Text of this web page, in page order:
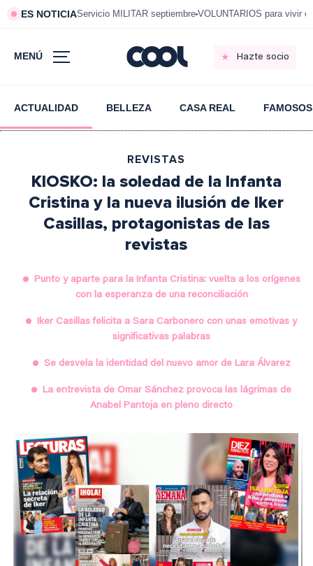
ES NOTICIAServicio MILITAR septiembre VOLUNTARIOS para vivir
MENÚ Hazte socio
ACTUALIDAD BELLEZA CASA REAL FAMOSOS
REVISTAS
KIOSKO: la soledad de la Infanta
Cristina y la nueva ilusión de Iker
Casillas, protagonistas de las
revistas
Punto y aparte para la Infanta Cristina: vuelta a los orígenes
con la esperanza de una reconciliación
Iker Casillas felicita a Sara Carbonero con unas emotivas y
significativas palabras
Se desvela la identidad del nuevo amor de Lara Álvarez
La entrevista de Omar Sánchez provoca las lágrimas de
Anabel Pantoja en pleno directo